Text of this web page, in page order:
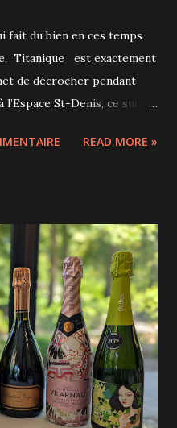
fait du bien en ces temps
Titanique est exactement
de décrocher pendant
St-Denis, ce succès
sa version anglophone.
de l’histoire. Tout le
du célèbre paquebot,
énormément de
sens du comique qui fait
crainte avant d’entrer
parfois tomber dans le
Titanique évite cet écueil
...
READ MORE »